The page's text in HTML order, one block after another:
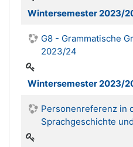
Wintersemester 2023/
G8 - Grammatische
2023/24
Wintersemester 2023/
Personenreferenz in
Sprachgeschichte